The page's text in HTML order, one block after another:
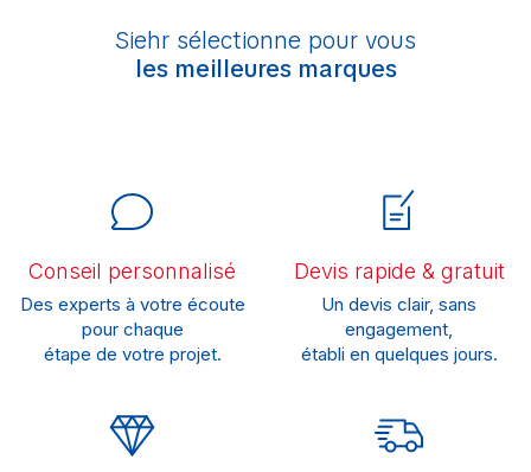
photovoltaïque
Siehr sélectionne pour vous
les meilleures marques
Conseil personnalisé
Des experts à votre écoute
pour chaque
étape de votre projet.
Devis rapide & gratuit
Un devis clair, sans
engagement,
établi en quelques jours.